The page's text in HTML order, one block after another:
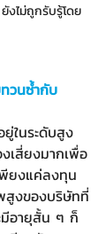
งไม่ถูกรับรู้โดย
วนซ้ำกับ
เสี่ยงมากเพื่อ
พียงแค่ลงทุน
งของบริษัทที่
มีอายุสั้น ๆ ก็